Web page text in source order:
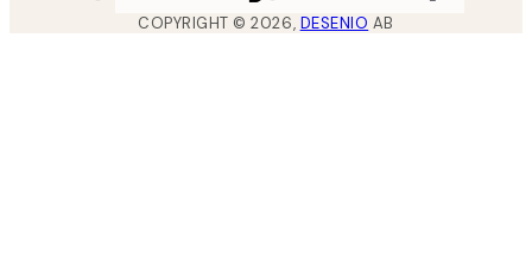
COPYRIGHT ©2026, DESENIO AB